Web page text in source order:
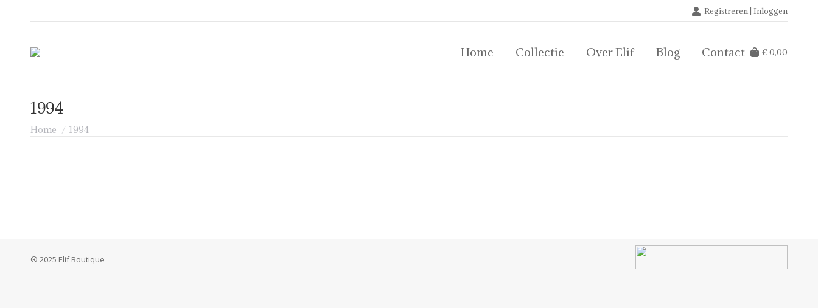
Registreren | Inloggen
Home Collectie Over Elif Blog Contact €0,00
1994
Je bent hier:
Home 1994
® 2025 Elif Boutique
Home Collectie Over Elif Blog Contact €0,00